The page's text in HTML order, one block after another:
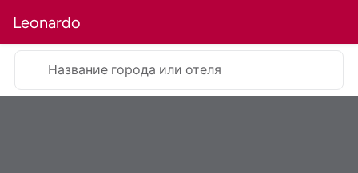
Leonardo
Название города или отеля